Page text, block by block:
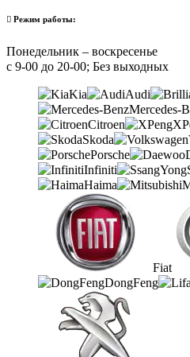
Режим работы:
Понедельник – воскресенье
с 9-00 до 20-00; Без выходных
Kia Audi
Mercedes-
Citroen
Skoda
Porsche
Infiniti
Haima
Fiat
DongFeng